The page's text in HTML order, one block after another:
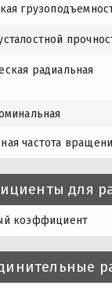
радиальная
частота
для
коэффициент